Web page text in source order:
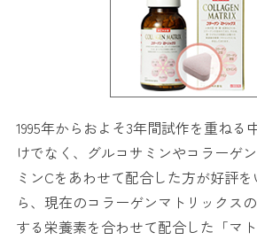
1995年からおよそ3年間試作を重ねる
けでなく、グルコサミンやコラーゲ
ミンCをあわせて配合した方が好評
ら、現在のコラーゲンマトリックス
する栄養素を合わせて配合した「マ